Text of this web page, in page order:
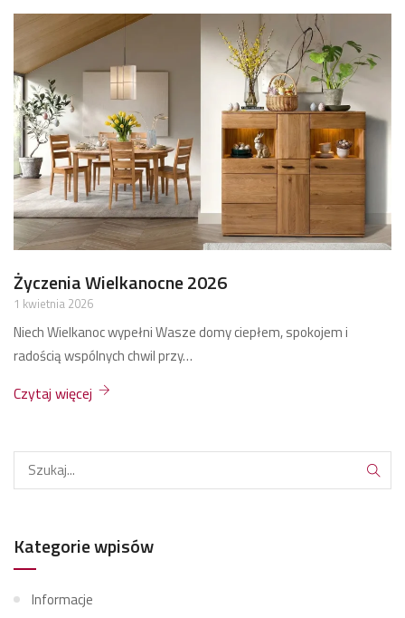
Życzenia Bożonarodzeniowe 2025
17 grudnia 2025
Zdrowych, spokojnych, rodzinnych Świąt Bożego Narodzenia przy
jednym stole.
Czytaj więcej
Kategorie wpisów
Informacje